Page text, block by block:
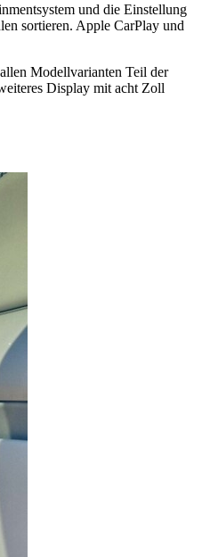
und die Einstellung
sortieren. Apple CarPlay und
Modellvarianten Teil der
Display mit acht Zoll